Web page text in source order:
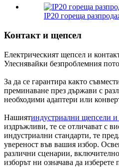
IP20 гореща
Контакт и щепсел
Електрическият щепсел и
Улеснявайки безпроблемния
За да се гарантира както
преминаване през държави с
необходими адаптери или
Нашиятиндустриални щепсели и
издръжливи, те се отличават с
индустриални стандарти, те
увереност във вашия избор.
различни сценарии,
изборът ни означава да